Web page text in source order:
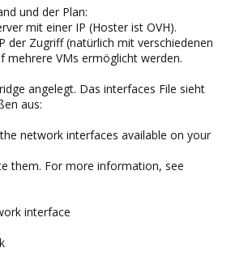
und der Plan:
mit einer IP (Hoster ist OVH).
der Zugriff (natürlich mit verschiedenen
mehrere VMs ermöglicht werden.
angelegt. Das interfaces File sieht
aus:
network interfaces available on your
them. For more information, see
interface